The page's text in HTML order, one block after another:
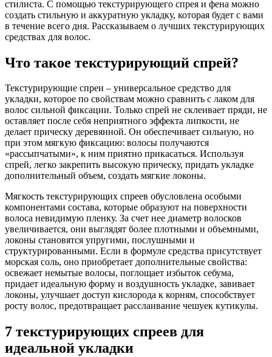
стилиста. С помощью текстурирующего спрея и фена можно
создать стильную и аккуратную укладку, которая будет с вами
в течение всего дня. Рассказываем о лучших текстурирующих
средствах для волос.
Что такое текстурирующий спрей?
Текстурирующие спреи – универсальное средство для
укладки, которое по свойствам можно сравнить с лаком для
волос сильной фиксации. Только спрей не склеивает пряди, не
оставляет после себя неприятного эффекта липкости, не
делает прическу деревянной. Он обеспечивает сильную, но
при этом мягкую фиксацию: волосы получаются
«рассыпчатыми», к ним приятно прикасаться. Используя
спрей, легко закрепить высокую прическу, придать укладке
дополнительный объем, создать мягкие локоны.
Мягкость текстурирующих спреев обусловлена особыми
компонентами состава, которые образуют на поверхности
волоса невидимую пленку. За счет нее диаметр волосков
увеличивается, они выглядят более плотными и объемными,
локоны становятся упругими, послушными и
структурированными. Если в формуле средства присутствует
морская соль, оно приобретает дополнительные свойства:
освежает немытые волосы, поглощает избыток себума,
придает идеальную форму и воздушность укладке, завивает
локоны, улучшает доступ кислорода к корням, способствует
росту волос, предотвращает расслаивание чешуек кутикулы.
7 текстурирующих спреев для
идеальной укладки